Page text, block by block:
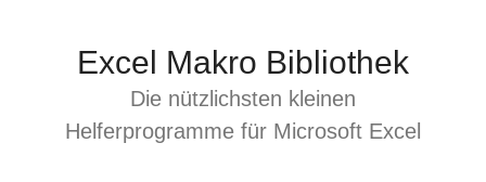
Excel Makro Bibliothek
Die nützlichsten kleinen
Helferprogramme für Microsoft Excel